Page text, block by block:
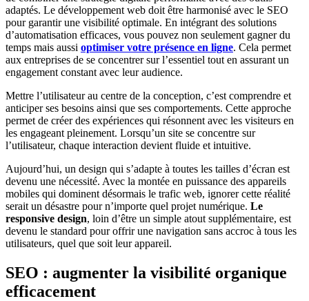
adaptés. Le développement web doit être harmonisé avec le SEO
pour garantir une visibilité optimale. En intégrant des solutions
d’automatisation efficaces, vous pouvez non seulement gagner du
temps mais aussi optimiser votre présence en ligne. Cela permet
aux entreprises de se concentrer sur l’essentiel tout en assurant un
engagement constant avec leur audience.
Mettre l’utilisateur au centre de la conception, c’est comprendre et
anticiper ses besoins ainsi que ses comportements. Cette approche
permet de créer des expériences qui résonnent avec les visiteurs en
les engageant pleinement. Lorsqu’un site se concentre sur
l’utilisateur, chaque interaction devient fluide et intuitive.
Aujourd’hui, un design qui s’adapte à toutes les tailles d’écran est
devenu une nécessité. Avec la montée en puissance des appareils
mobiles qui dominent désormais le trafic web, ignorer cette réalité
serait un désastre pour n’importe quel projet numérique. Le
responsive design, loin d’être un simple atout supplémentaire, est
devenu le standard pour offrir une navigation sans accroc à tous les
utilisateurs, quel que soit leur appareil.
SEO : augmenter la visibilité organique
efficacement